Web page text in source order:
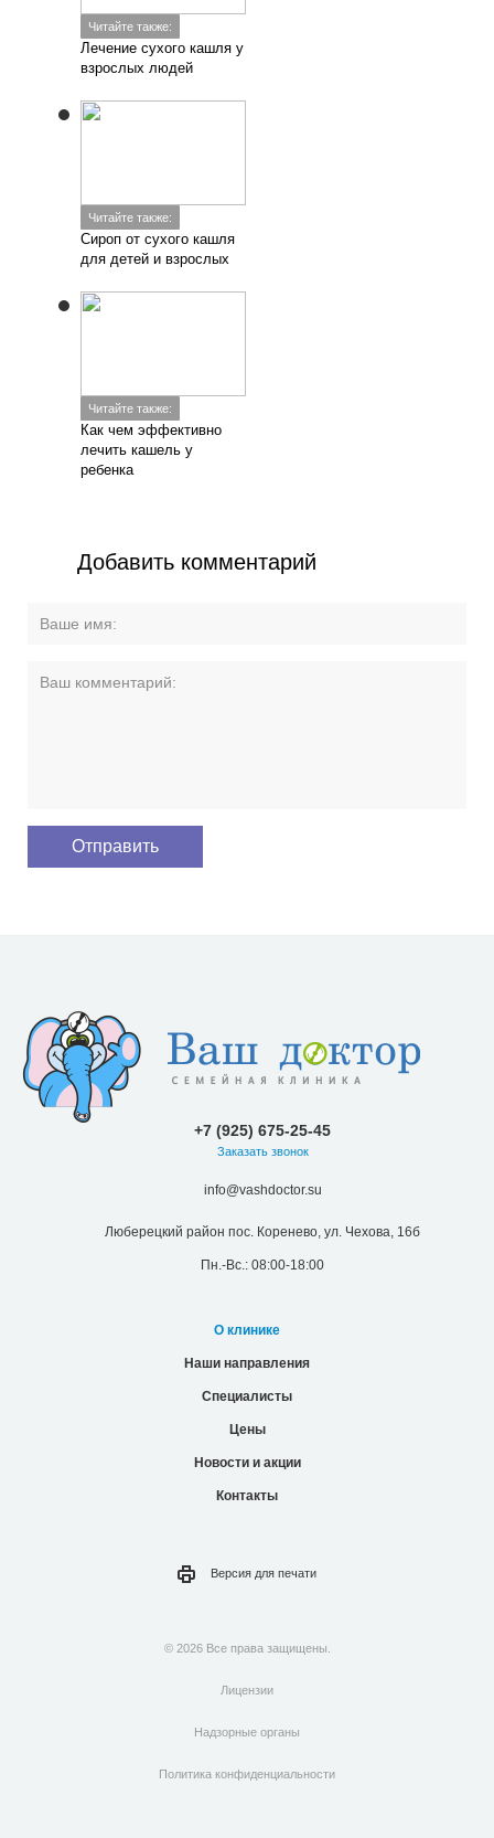
Читайте также:
Лечение сухого кашля у
взрослых людей
Читайте также:
Сироп от сухого кашля
для детей и взрослых
Читайте также:
Как чем эффективно
лечить кашель у
ребенка
Добавить комментарий
+7 (925) 675-25-45
Заказать звонок
info@vashdoctor.su
Люберецкий район пос. Коренево, ул. Чехова, 16б
Пн.-Вс.: 08:00-18:00
О клинике
Наши направления
Специалисты
Цены
Новости и акции
Контакты
Версия для печати
© 2026 Все права защищены.
Лицензии
Надзорные органы
Политика конфиденциальности